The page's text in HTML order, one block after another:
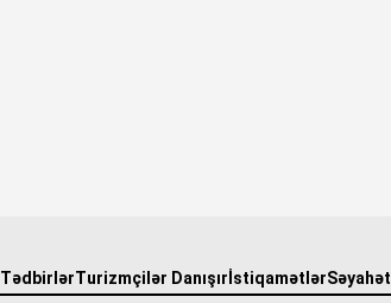
TədbirlərTurizmçilər Danışır İstiqamətlərSəyahət